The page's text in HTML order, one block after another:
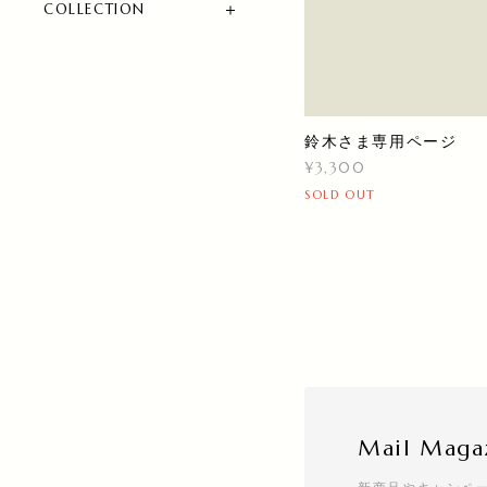
COLLECTION
鈴木さま専用ページ
¥3,300
SOLD OUT
Mail